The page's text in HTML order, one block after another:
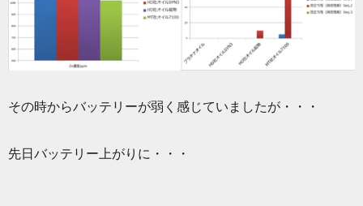
その時からバッテリーが弱く感じていましたが・・・
先日バッテリー上がりに・・・